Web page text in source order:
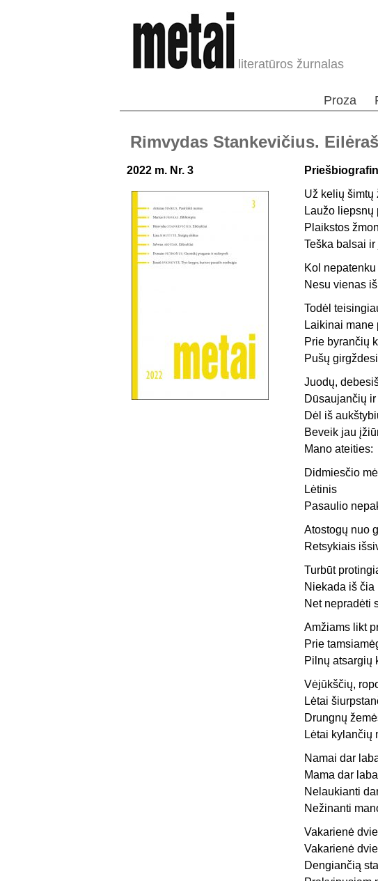
literatūros žurnalas
Proza
Rimvydas Stankevičius.
2022 m. Nr. 3
Už kelių šimtų
Laužo liepsnų
Plaikstos
Teška balsai ir
Kol
Nesu vienas
Todėl
Laikinai mane
Prie byrančių
Pušų
Juodų,
Dūsaujančių
Dėl iš
Beveik jau
Mano ateities:
Didmiesčio
Lėtinis
Pasaulio
Atostogų nuo
Retsykiais
Turbūt
Niekada iš čia
Net nepradėti
Amžiams likt
Prie
Pilnų atsargių
Vėjūkščių,
Lėtai
Drungnų
Lėtai kylančių
Namai dar
Mama dar
Nelaukianti
Nežinanti
Vakarienė
Vakarienė
Dengiančią